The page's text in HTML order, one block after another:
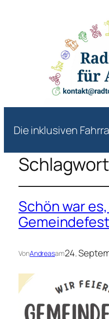
Die inklusiven
Schön war
VonAndreasam24.